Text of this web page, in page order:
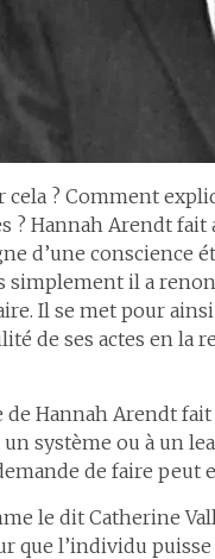
? Comment
Hannah Arendt fait
d’une conscience
simplement il a
Il se met pour
de ses actes en la
de Hannah Arendt
système ou à un
de faire
le dit Catherine
que l’individu